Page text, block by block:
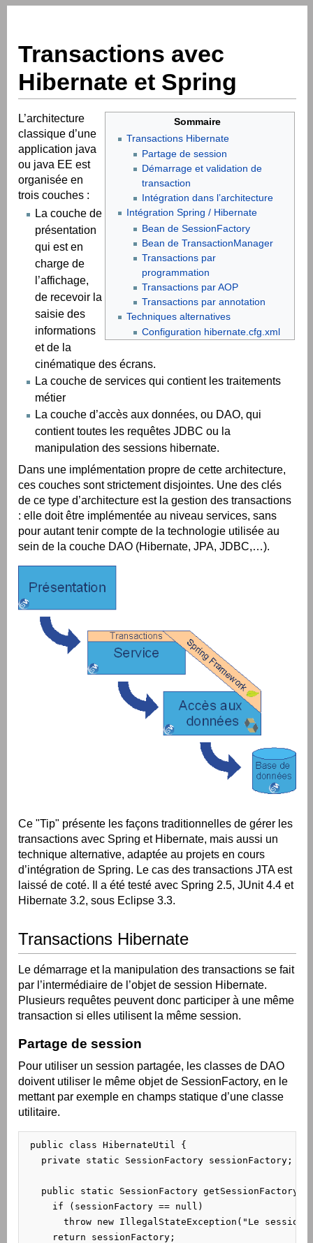
Transactions avec
Hibernate et Spring
Sommaire
Transactions Hibernate
Partage de session
Démarrage et validation de
transaction
Intégration dans l’architecture
Intégration Spring / Hibernate
Bean de SessionFactory
Bean de TransactionManager
Transactions par
programmation
Transactions par AOP
Transactions par annotation
Techniques alternatives
Configuration hibernate.cfg.xml
L’architecture
classique d’une
application java
ou java EE est
organisée en
trois couches :
La couche de
présentation
qui est en
charge de
l’affichage,
de recevoir la
saisie des
informations
et de la
cinématique des écrans.
La couche de services qui contient les traitements
métier
La couche d’accès aux données, ou DAO, qui
contient toutes les requêtes JDBC ou la
manipulation des sessions hibernate.
Dans une implémentation propre de cette architecture,
ces couches sont strictement disjointes. Une des clés
de ce type d’architecture est la gestion des transactions
: elle doit être implémentée au niveau services, sans
pour autant tenir compte de la technologie utilisée au
sein de la couche DAO (Hibernate, JPA, JDBC,…​).
Ce "Tip" présente les façons traditionnelles de gérer les
transactions avec Spring et Hibernate, mais aussi un
technique alternative, adaptée au projets en cours
d’intégration de Spring. Le cas des transactions JTA est
laissé de coté. Il a été testé avec Spring 2.5, JUnit 4.4 et
Hibernate 3.2, sous Eclipse 3.3.
Transactions Hibernate
Le démarrage et la manipulation des transactions se fait
par l’intermédiaire de l’objet de session Hibernate.
Plusieurs requêtes peuvent donc participer à une même
transaction si elles utilisent la même session.
Partage de session
Pour utiliser un session partagée, les classes de DAO
doivent utiliser le même objet de SessionFactory, en le
mettant par exemple en champs statique d’une classe
utilitaire.
public class HibernateUtil {
   private static SessionFactory sessionFactory;
public static SessionFactory getSessionFactory()
     if (sessionFactory == null)
throw new IllegalStateException("Le
     return sessionFactory;